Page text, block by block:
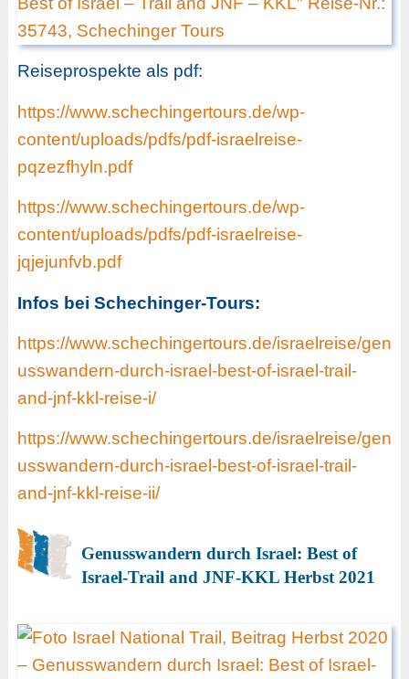
Reiseprospekte als pdf:
https://www.schechingertours.de/wp-
content/uploads/pdfs/pdf-israelreise-
pqzezfhyln.pdf
https://www.schechingertours.de/wp-
content/uploads/pdfs/pdf-israelreise-
jqjejunfvb.pdf
Infos bei Schechinger-Tours:
https://www.schechingertours.de/israelreise/gen
usswandern-durch-israel-best-of-israel-trail-
and-jnf-kkl-reise-i/
https://www.schechingertours.de/israelreise/gen
usswandern-durch-israel-best-of-israel-trail-
and-jnf-kkl-reise-ii/
Genusswandern durch Israel: Best of
Israel-Trail and JNF-KKL Herbst 2021